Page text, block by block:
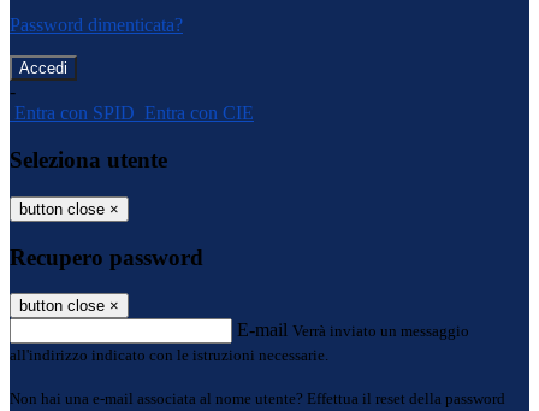
Password dimenticata?
-
Entra con SPID Entra con CIE
Seleziona utente
button close ×
Recupero password
button close ×
E-mail Verrà inviato un messaggio
all'indirizzo indicato con le istruzioni necessarie.
Non hai una e-mail associata al nome utente? Effettua il reset della password